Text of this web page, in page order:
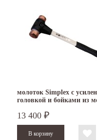
молоток Simplex с
головкой и бойками из
13 400 ₽